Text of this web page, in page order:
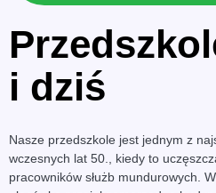
i dziś
Nasze przedszkole jest jednym z
wczesnych lat 50., kiedy to
pracowników służb mundurowych.